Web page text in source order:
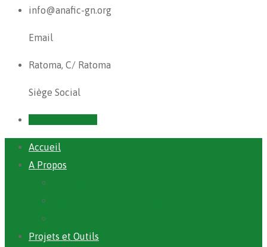
info@anafic-gn.org
Email
Ratoma, C/ Ratoma
Siège Social
Accueil
A Propos
Projets et Outils